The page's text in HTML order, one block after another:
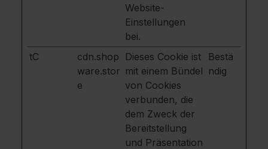
Website-
Einstellungen
bei.
tC
cdn.shop
ware.stor
e
Dieses Cookie ist
mit einem Bündel
von Cookies
verbunden, die
dem Zweck der
Bereitstellung
und Präsentation
Bestä
ndig